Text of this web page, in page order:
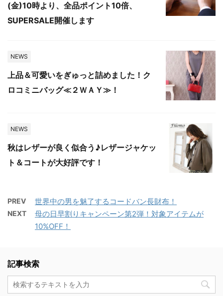
(金)10時より、全品ポイント10倍、
SUPERSALE開催します
NEWS
上品＆可愛いをぎゅっと詰めました！ク
ロコミニバッグ≪２ＷＡＹ≫！
NEWS
秋はレザーが良く似合う♪レザージャケッ
ト＆コートが大好評です！
PREV 世界中の男を魅了するコードバン長財布！
NEXT
母の日早割りキャンペーン第2弾！対象アイテムが
10%OFF！
記事検索